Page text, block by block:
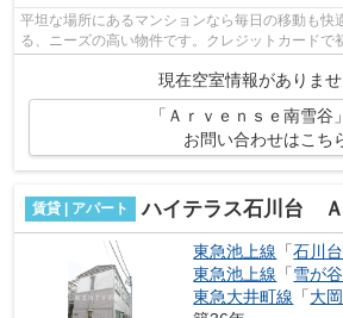
平坦な場所にあるマンションなら毎日の移動も快
る、ニーズの高い物件です。クレジットカードで
現在空室情報がありませ
「Ａｒｖｅｎｓｅ南雪谷
お問い合わせはこち
賃貸 | アパート ハイテラス石川台
東急池上線 「石川台
東急池上線 「雪が
東急大井町線 「大